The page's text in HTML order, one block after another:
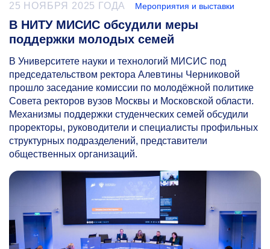
25 НОЯБРЯ 2025 ГОДА Мероприятия и выставки
В НИТУ МИСИС обсудили меры
поддержки молодых семей
В Университете науки и технологий МИСИС под
председательством ректора Алевтины Черниковой
прошло заседание комиссии по молодёжной политике
Совета ректоров вузов Москвы и Московской области.
Механизмы поддержки студенческих семей обсудили
проректоры, руководители и специалисты профильных
структурных подразделений, представители
общественных организаций.